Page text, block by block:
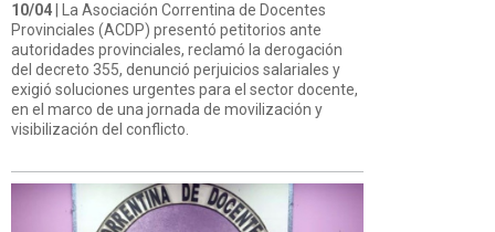
10/04 | La Asociación Correntina de Docentes
Provinciales (ACDP) presentó petitorios ante
autoridades provinciales, reclamó la derogación
del decreto 355, denunció perjuicios salariales y
exigió soluciones urgentes para el sector docente,
en el marco de una jornada de movilización y
visibilización del conflicto.